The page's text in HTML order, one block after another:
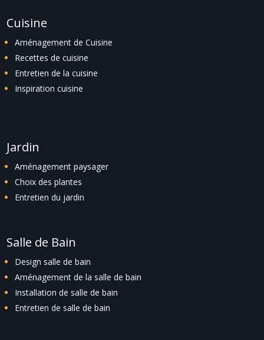
Cuisine
Aménagement de Cuisine
Recettes de cuisine
Entretien de la cuisine
Inspiration cuisine
Jardin
Aménagement paysager
Choix des plantes
Entretien du jardin
Salle de Bain
Design salle de bain
Aménagement de la salle de bain
Installation de salle de bain
Entretien de salle de bain